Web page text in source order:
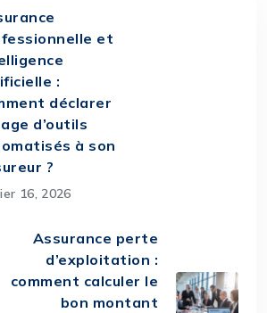
et
:
déclarer
d’outils
à son
?
16, 2026
Assurance perte
d’exploitation :
comment calculer le
bon montant